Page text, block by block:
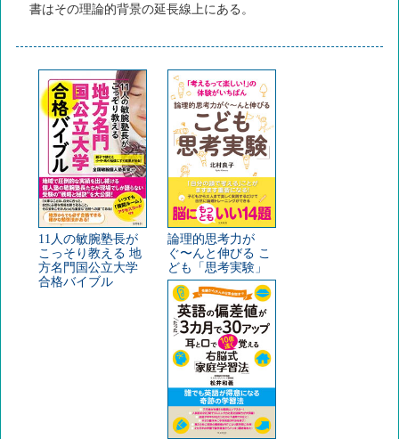
書はその理論的背景の延長線上にある。
11人の敏腕塾長が
こっそり教える 地
方名門国公立大学
合格バイブル
論理的思考力が
ぐ〜んと伸びる こ
ども「思考実験」